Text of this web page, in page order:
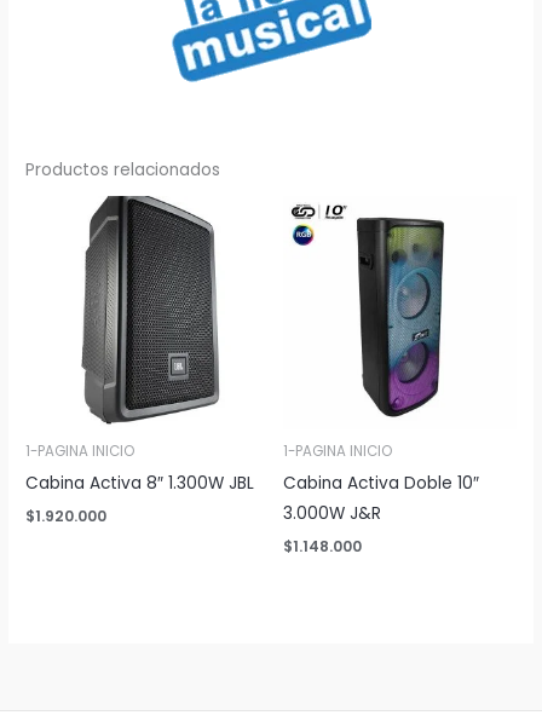
Productos relacionados
1-PAGINA INICIO
Cabina Activa 8″ 1.300W JBL
$1.920.000
1-PAGINA INICIO
Cabina Activa Doble 10″
3.000W J&R
$1.148.000